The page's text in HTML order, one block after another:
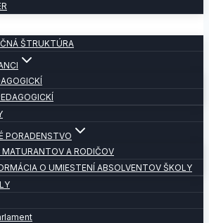
ŠTRUKTÚRA
PORADENSTVO
MATURANTOV A RODIČOV
O UMIESTENÍ ABSOLVENTOV ŠKOLY